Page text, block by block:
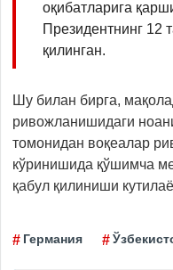
оқибатларига
Президентнинг 12
қилинган.
Шу билан бирга,
ривожланишидаги
томонидан воқеалар
кўринишида қўшимча
қабул қилиниши
Германия